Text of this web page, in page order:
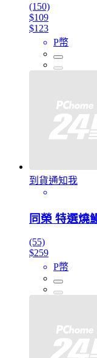
(150)
$109
$123
P幣
到貨通知我
同榮 特選燒
(55)
$259
P幣